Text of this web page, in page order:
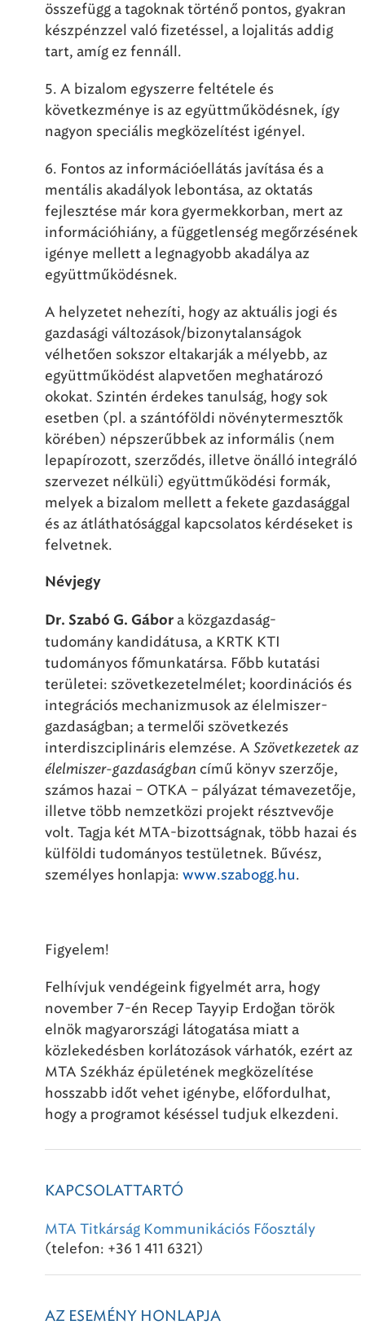
összefügg a tagoknak történő pontos, gyakran
készpénzzel való fizetéssel, a lojalitás addig
tart, amíg ez fennáll.
5. A bizalom egyszerre feltétele és
következménye is az együttműködésnek, így
nagyon speciális megközelítést igényel.
6. Fontos az információellátás javítása és a
mentális akadályok lebontása, az oktatás
fejlesztése már kora gyermekkorban, mert az
információhiány, a függetlenség megőrzésének
igénye mellett a legnagyobb akadálya az
együttműködésnek.
A helyzetet nehezíti, hogy az aktuális jogi és
gazdasági változások/bizonytalanságok
vélhetően sokszor eltakarják a mélyebb, az
együttműködést alapvetően meghatározó
okokat. Szintén érdekes tanulság, hogy sok
esetben (pl. a szántóföldi növénytermesztők
körében) népszerűbbek az informális (nem
lepapírozott, szerződés, illetve önálló integráló
szervezet nélküli) együttműködési formák,
melyek a bizalom mellett a fekete gazdasággal
és az átláthatósággal kapcsolatos kérdéseket is
felvetnek.
Névjegy
Dr. Szabó G. Gábor a közgazdaság-
tudomány kandidátusa, a KRTK KTI
tudományos főmunkatársa. Főbb kutatási
területei: szövetkezetelmélet; koordinációs és
integrációs mechanizmusok az élelmiszer-
gazdaságban; a termelői szövetkezés
interdiszciplináris elemzése. A Szövetkezetek az
élelmiszer-gazdaságban című könyv szerzője,
számos hazai – OTKA – pályázat témavezetője,
illetve több nemzetközi projekt résztvevője
volt. Tagja két MTA-bizottságnak, több hazai és
külföldi tudományos testületnek. Bűvész,
személyes honlapja: www.szabogg.hu.
Figyelem!
Felhívjuk vendégeink figyelmét arra, hogy
november 7-én Recep Tayyip Erdoğan török
elnök magyarországi látogatása miatt a
közlekedésben korlátozások várhatók, ezért az
MTA Székház épületének megközelítése
hosszabb időt vehet igénybe, előfordulhat,
hogy a programot késéssel tudjuk elkezdeni.
KAPCSOLATTARTÓ
MTA Titkárság Kommunikációs Főosztály
(telefon: +36 1 411 6321)
AZ ESEMÉNY HONLAPJA